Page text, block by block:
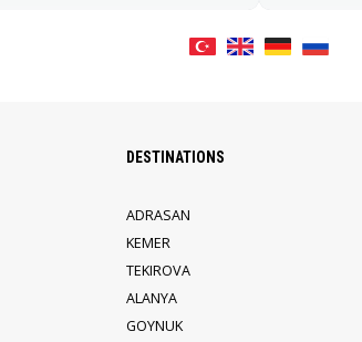
DESTINATIONS
ADRASAN
KEMER
TEKIROVA
ALANYA
GOYNUK